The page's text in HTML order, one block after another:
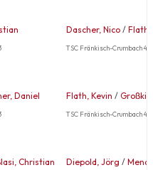
Dascher, Nico / Flath,
TSC Fränkisch-Crumbach 4
Daniel Flath, Kevin /
TSC Fränkisch-Crumbach 4
Christian Diepold, Jörg /